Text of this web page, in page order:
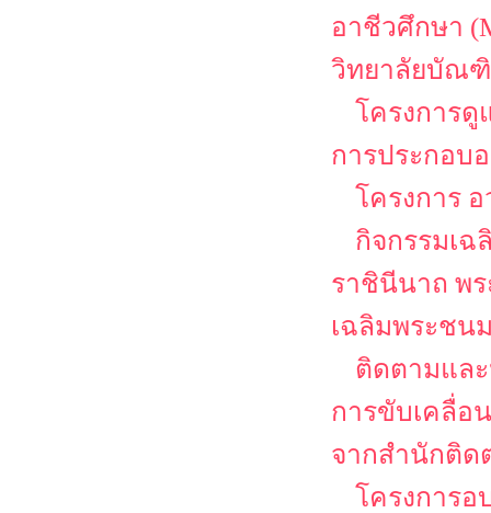
อาชีวศึกษา
วิทยาลัยบัณฑิ
โครงการ
การประกอบ
โครงการ
กิจกรรมเฉ
ราชินีนาถ พ
เฉลิมพระชน
ติดตามแล
การขับเคลื่อ
จากสำนักติด
โครงการอ